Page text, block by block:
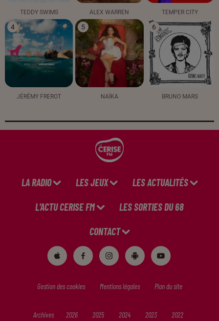
TEDDY SWIMS ALEX WARREN TEMPER CITY
4
JÉRÉMY FREROT
5
NAÏKA
6
BRUNO MARS
LA RADIO LES JEUX LES ACTUALITÉS
L'ACTU CERISE FM LES SORTIES DU 68
CONTACT
Gestion des cookies Mentions légales Plan du site
Archives 2026 2025 2024 2023 2022